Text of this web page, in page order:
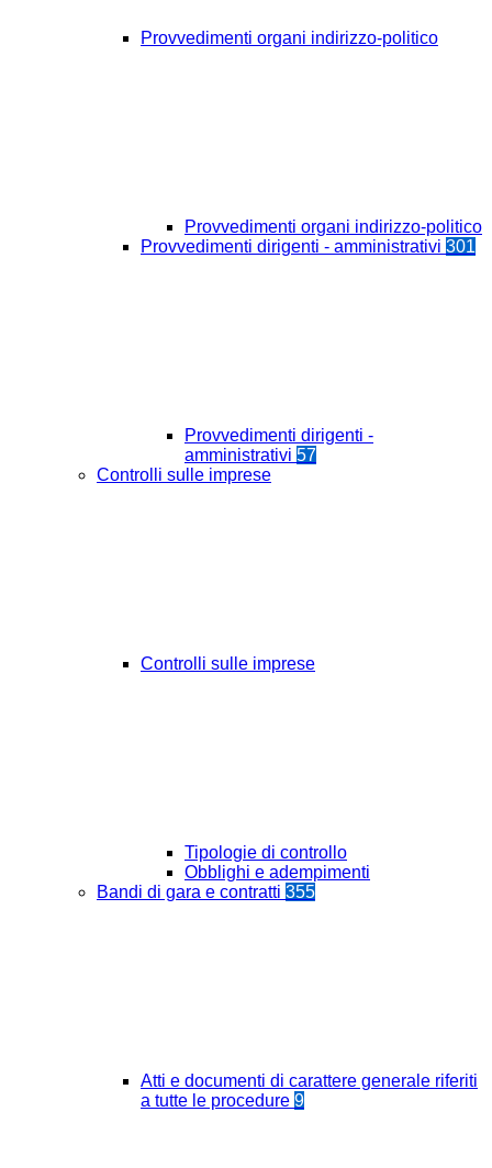
Provvedimenti organi indirizzo-politico
Provvedimenti organi indirizzo-politico
Provvedimenti dirigenti - amministrativi 301
Provvedimenti dirigenti -
amministrativi 57
Controlli sulle imprese
Controlli sulle imprese
Tipologie di controllo
Obblighi e adempimenti
Bandi di gara e contratti 355
Atti e documenti di carattere generale riferiti
a tutte le procedure 9